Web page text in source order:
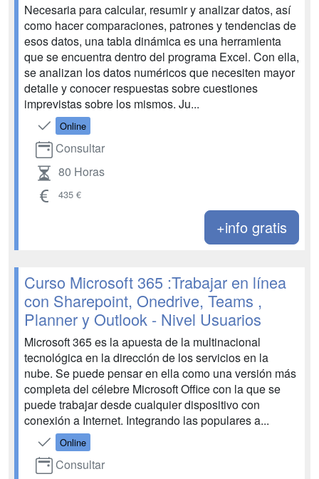
Necesaria para calcular, resumir y analizar datos, así
como hacer comparaciones, patrones y tendencias de
esos datos, una tabla dinámica es una herramienta
que se encuentra dentro del programa Excel. Con ella,
se analizan los datos numéricos que necesiten mayor
detalle y conocer respuestas sobre cuestiones
imprevistas sobre los mismos. Ju...
Online
Consultar
80 Horas
435 €
+info gratis
Curso Microsoft 365 :Trabajar en línea
con Sharepoint, Onedrive, Teams ,
Planner y Outlook - Nivel Usuarios
Microsoft 365 es la apuesta de la multinacional
tecnológica en la dirección de los servicios en la
nube. Se puede pensar en ella como una versión más
completa del célebre Microsoft Office con la que se
puede trabajar desde cualquier dispositivo con
conexión a Internet. Integrando las populares a...
Online
Consultar